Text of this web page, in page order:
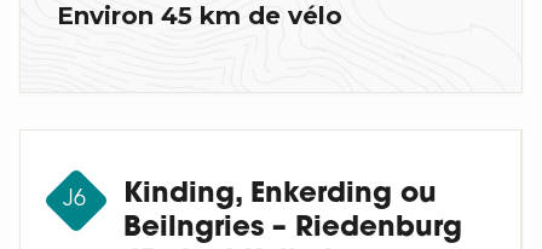
Environ 45 km de vélo
J6
Kinding, Enkerding ou
Beilngries – Riedenburg